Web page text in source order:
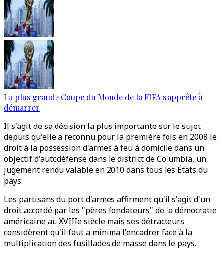
La plus grande Coupe du Monde de la FIFA s'apprête à
démarrer
Il s'agit de sa décision la plus importante sur le sujet
depuis qu'elle a reconnu pour la première fois en 2008 le
droit à la possession d'armes à feu à domicile dans un
objectif d'autodéfense dans le district de Columbia, un
jugement rendu valable en 2010 dans tous les États du
pays.
Les partisans du port d'armes affirment qu'il s'agit d'un
droit accordé par les "pères fondateurs" de la démocratie
américaine au XVIIIe siècle mais ses détracteurs
considèrent qu'il faut a minima l'encadrer face à la
multiplication des fusillades de masse dans le pays.